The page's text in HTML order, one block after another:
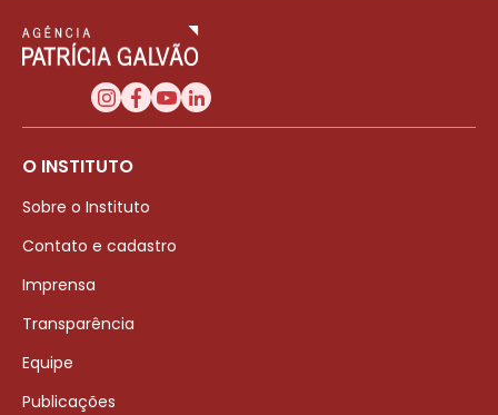
O INSTITUTO
Sobre o Instituto
Contato e cadastro
Imprensa
Transparência
Equipe
Publicações